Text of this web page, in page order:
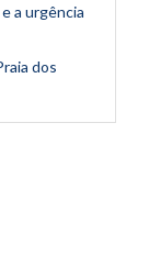
a urgência
dos